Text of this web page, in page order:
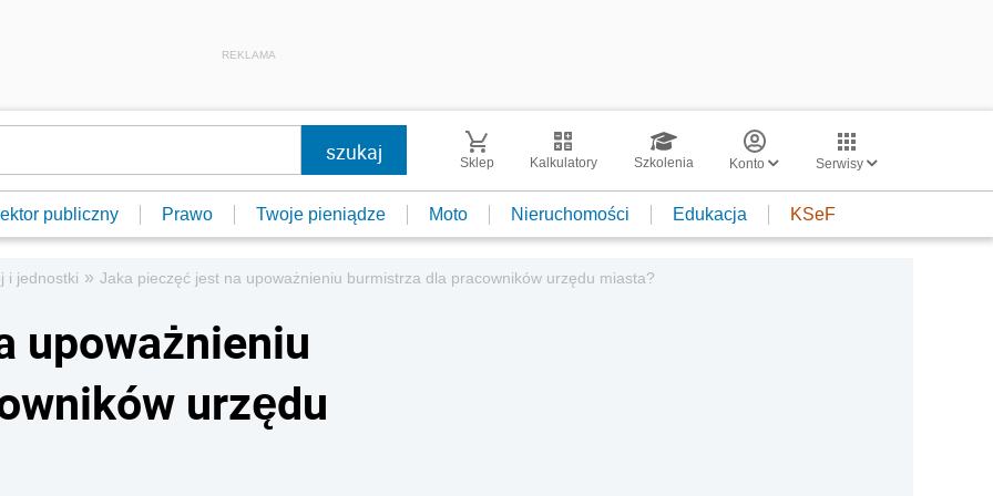
REKLAMA
Sklep Kalkulatory Szkolenia Konto Serwisy
publiczny Prawo Twoje pieniądze Moto Nieruchomości Edukacja KSeF
i jednostki » Jaka pieczęć jest na upoważnieniu burmistrza dla pracowników urzędu miasta?
upoważnieniu
urzędu